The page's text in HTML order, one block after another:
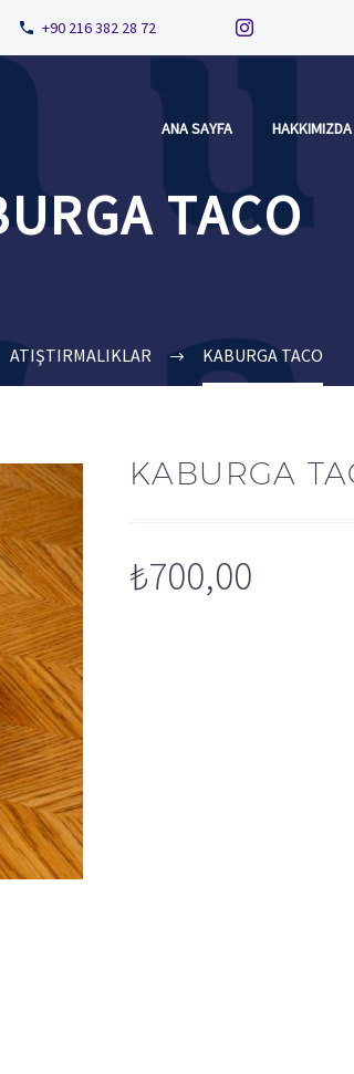
+90 216 382 28 72
ANA SAYFA HAKKIMIZDA
TACO
ATIŞTIRMALIKLAR KABURGA TACO
KABURGA
₺700,00